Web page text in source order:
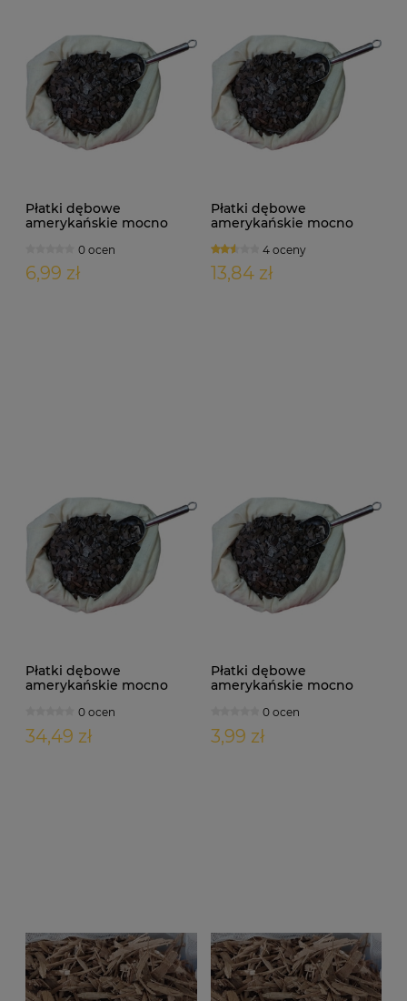
Płatki dębowe
amerykańskie mocno
0 ocen
6,99 zł
Płatki dębowe
amerykańskie mocno
4 oceny
13,84 zł
Płatki dębowe
amerykańskie mocno
0 ocen
34,49 zł
Płatki dębowe
amerykańskie mocno
0 ocen
3,99 zł